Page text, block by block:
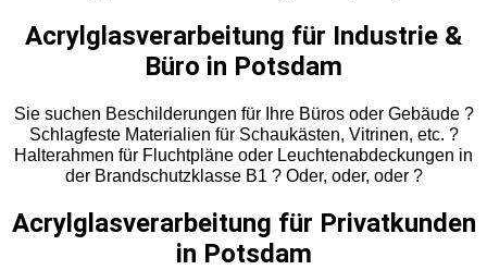
Acrylglasverarbeitung für Industrie &
Büro in Potsdam
Sie suchen Beschilderungen für Ihre Büros oder Gebäude ?
Schlagfeste Materialien für Schaukästen, Vitrinen, etc. ?
Halterahmen für Fluchtpläne oder Leuchtenabdeckungen in
der Brandschutzklasse B1 ? Oder, oder, oder ?
Acrylglasverarbeitung für Privatkunden
in Potsdam